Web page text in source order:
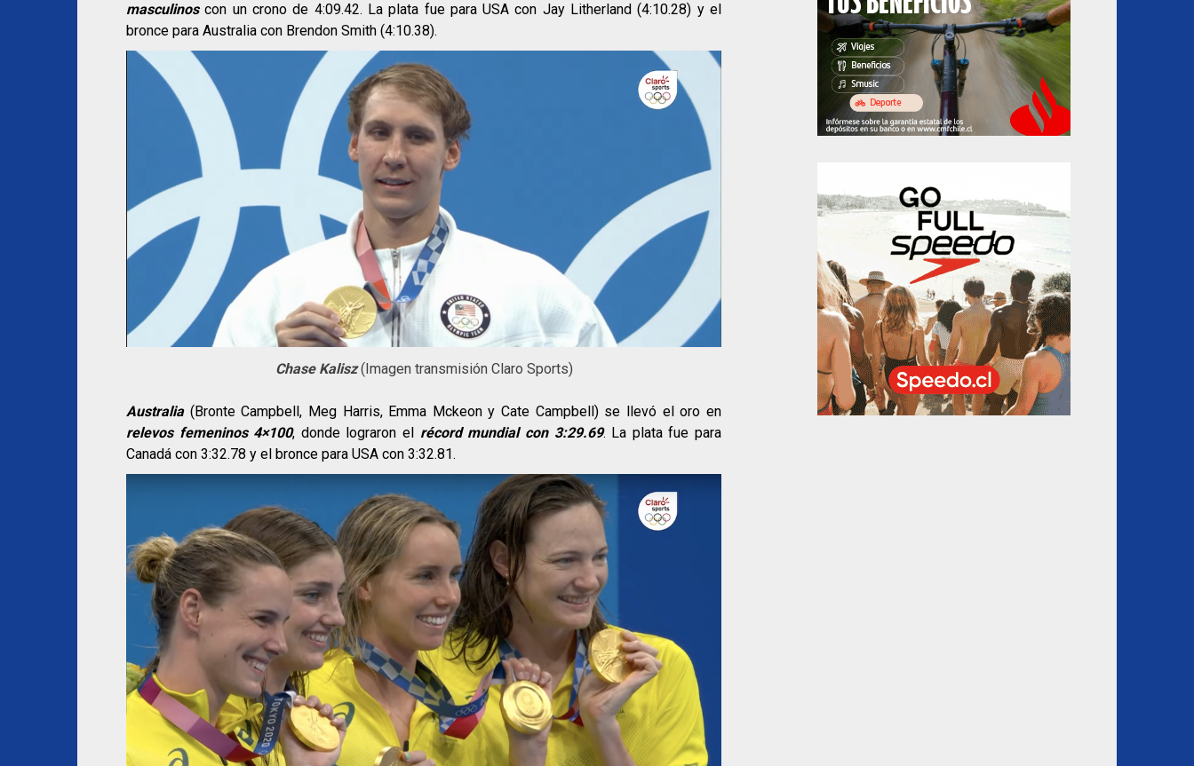
masculinoscon un crono de 4:09.42. La plata fue para USA con Jay Litherland (4:10.28) y el
bronce para Australia con Brendon Smith (4:10.38).
Chase Kalisz(Imagen transmisión Claro Sports)
Australia(Bronte Campbell, Meg Harris, Emma Mckeon y Cate Campbell) se llevó el oro en
relevos femeninos 4×100, donde lograron el récord mundial con 3:29.69. La plata fue para
Canadá con 3:32.78 y el bronce para USA con 3:32.81.